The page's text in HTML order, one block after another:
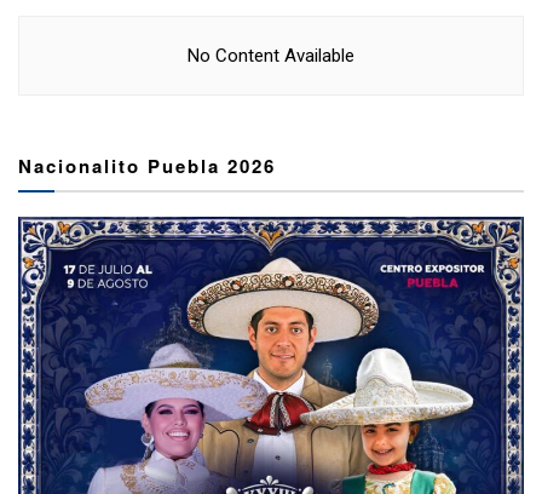
No Content Available
Nacionalito Puebla 2026